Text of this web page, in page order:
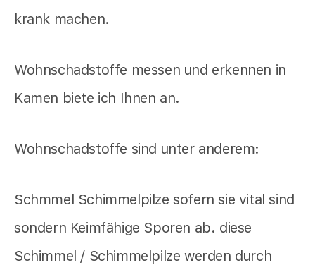
krank machen.
Wohnschadstoffe messen und erkennen in
Kamen biete ich Ihnen an.
Wohnschadstoffe sind unter anderem:
Schmmel Schimmelpilze sofern sie vital sind
sondern Keimfähige Sporen ab. diese
Schimmel / Schimmelpilze werden durch